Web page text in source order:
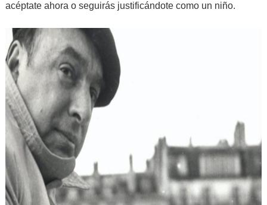
acéptate ahora o seguirás justificándote como un niño.